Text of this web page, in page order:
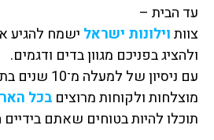
עד הבית –
צוותוילונות ישראל ישמח להגיע
ולהציג בפניכם מגוון בדים ודגמים.
עם ניסיון של
מוצלחות ולקוחות מרוצים בכל
תוכלו להיות בטוחים שאתם בידיים